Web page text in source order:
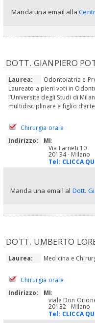
Manda una email alla
DOTT. GIANPIERO
Laurea:
Odontoiatria e
Laureato a pieni voti in
l’Università degli Studi di
multidisciplinare e figlio
Chirurgia orale
Indirizzo:
MI:
Via Farneti 10
20134 - Milano
Tel: CLICCA
Manda una email al Dott.
DOTT. UMBERTO
Laurea: Medicina e
Chirurgia orale
Indirizzo:
MI:
viale Don
20132 - Milano
Tel: CLICCA